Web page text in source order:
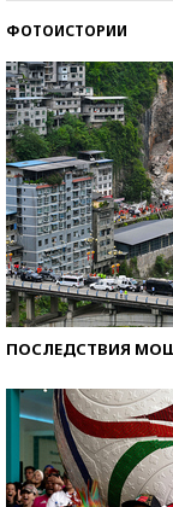
ФОТОИСТОРИИ
ПОСЛЕДСТВИЯ